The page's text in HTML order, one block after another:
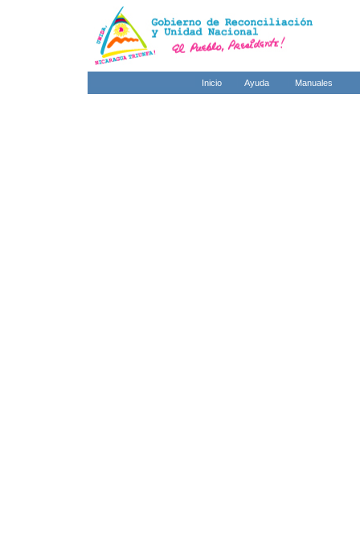
Inicio Ayuda Manuales